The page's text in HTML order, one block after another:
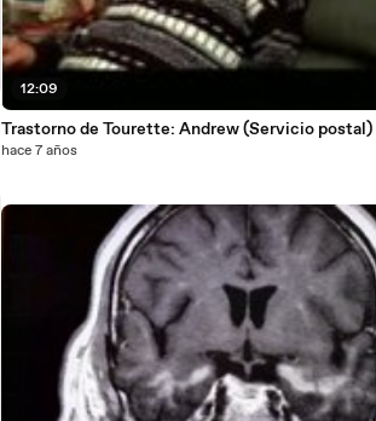
12:09
Trastorno de Tourette: Andrew (Servicio postal)
hace 7 años